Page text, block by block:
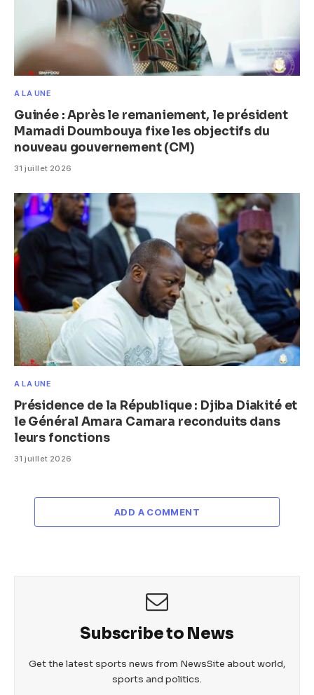
A LA UNE
Guinée : Après le remaniement, le président
Mamadi Doumbouya fixe les objectifs du
nouveau gouvernement (CM)
31 juillet 2026
A LA UNE
Présidence de la République : Djiba Diakité et
le Général Amara Camara reconduits dans
leurs fonctions
31 juillet 2026
ADD A COMMENT
Subscribe to News
Get the latest sports news from NewsSite about world,
sports and politics.